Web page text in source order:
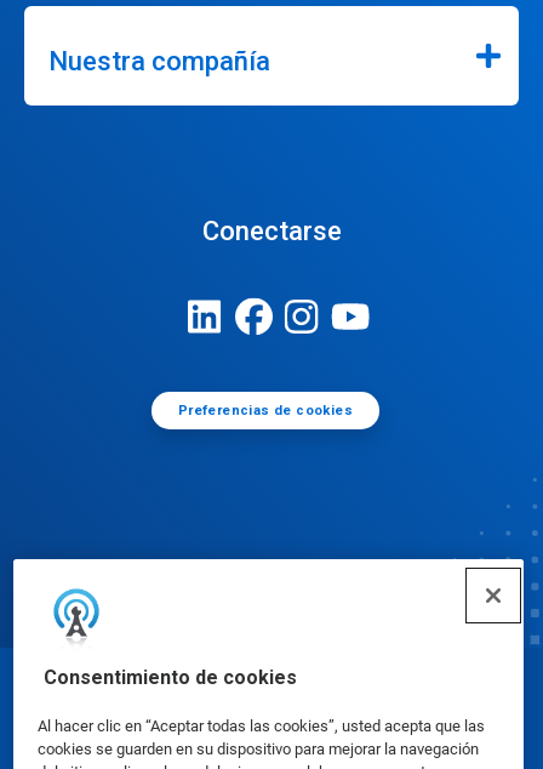
Consentimiento de cookies
Al hacer clic en “Aceptar todas las cookies”, usted acepta que las
cookies se guarden en su dispositivo para mejorar la navegación
Nuestra compañía
Conectarse
Preferencias de cookies